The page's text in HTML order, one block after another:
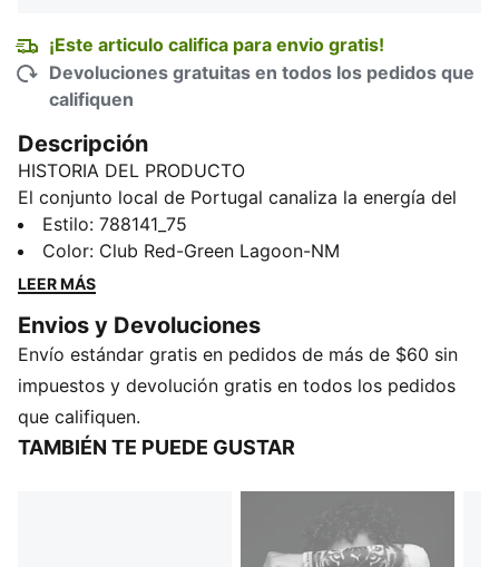
¡Este articulo califica para envio gratis!
Devoluciones gratuitas en todos los pedidos que
califiquen
Descripción
HISTORIA DEL PRODUCTO
El conjunto local de Portugal canaliza la energía del
océano y la intensidad de un equipo que está listo
para hacer olas en el escenario más grande. Presenta
un icónico fondo rojo con estampado integral
marítimas del país y a su espíritu intrépido. Es un
diseño que apela a quienes nacieron para explorar y
viven para jugar por “amor à camisola”. Diseñada para
los fanáticos del fútbol europeo, esta réplica combina
el mismo look de los partidos con una silueta, detalles
vestir tanto el día del partido como cualquier otro. El
diseño se completa con el número de tu jugador
favorito estampado en el pecho y la espalda.
Estilo: 788141_75
Color: Club Red-Green Lagoon-NM
LEER MÁS
Envios y Devoluciones
Envío estándar gratis en pedidos de más de $60 sin
impuestos y devolución gratis en todos los pedidos
que califiquen.
TAMBIÉN TE PUEDE GUSTAR